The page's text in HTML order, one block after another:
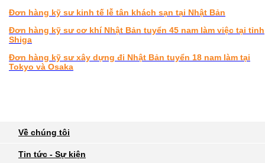
Đơn hàng kỹ sư kinh tế lễ tân khách sạn tại Nhật Bản
Đơn hàng kỹ sư cơ khí Nhật Bản tuyển 45 nam làm việc tại tỉnh
Shiga
Đơn hàng kỹ sư xây dựng đi Nhật Bản tuyển 18 nam làm tại
Tokyo và Osaka
Về chúng tôi
Tin tức - Sự kiện